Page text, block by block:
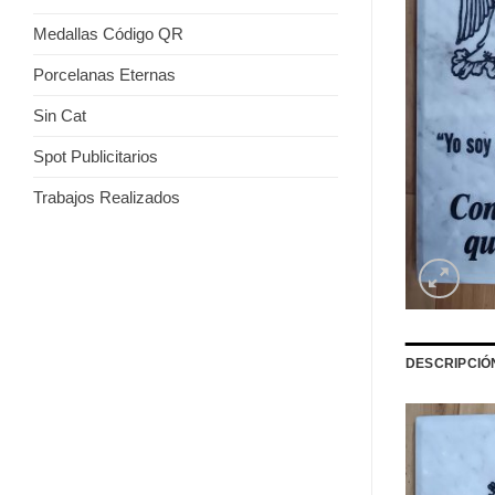
Medallas Código QR
Porcelanas Eternas
Sin Cat
Spot Publicitarios
Trabajos Realizados